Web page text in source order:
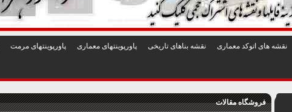
نقشه های اتوکد معماری نقشه بناهای تاريخی پاورپوينتهای معماری پاورپوينتهای مرمت
فروشگاه مقالات